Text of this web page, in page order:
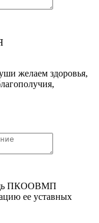
желаем здоровья,
ПКООВМП
ее уставных